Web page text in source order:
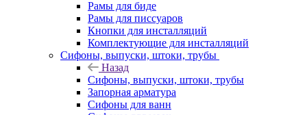
Рамы для биде
Рамы для писсуаров
Кнопки для инсталляций
Комплектующие для инсталляций
Сифоны, выпуски, штоки, трубы
Назад
Сифоны, выпуски, штоки, трубы
Запорная арматура
Сифоны для ванн